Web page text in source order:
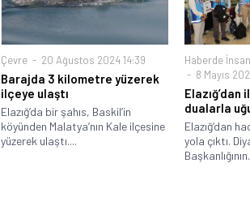
Çevre 20 Ağustos 2024 14:39
Barajda 3 kilometre yüzerek
ilçeye ulaştı
Elazığ’da bir şahıs, Baskil’in
köyünden Malatya’nın Kale ilçesine
yüzerek ulaştı....
Haberde İnsan
8 Mayıs
dualarla
Elazığ‘dan
yola çıktı.